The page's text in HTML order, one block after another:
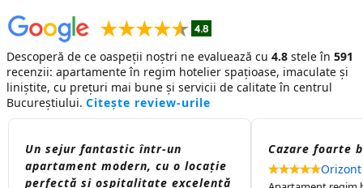
Descoperă de ce oaspeții noștri ne evaluează cu 4.8 stele în 591
recenzii: apartamente în regim hotelier spațioase, imaculate și
liniștite, cu prețuri mai bune și servicii de calitate în centrul
Bucureștiului. Citește review-urile
Un sejur fantastic într-un
apartament modern, cu o locație
perfectă și ospitalitate excelentă
Cazare foarte
Orizont